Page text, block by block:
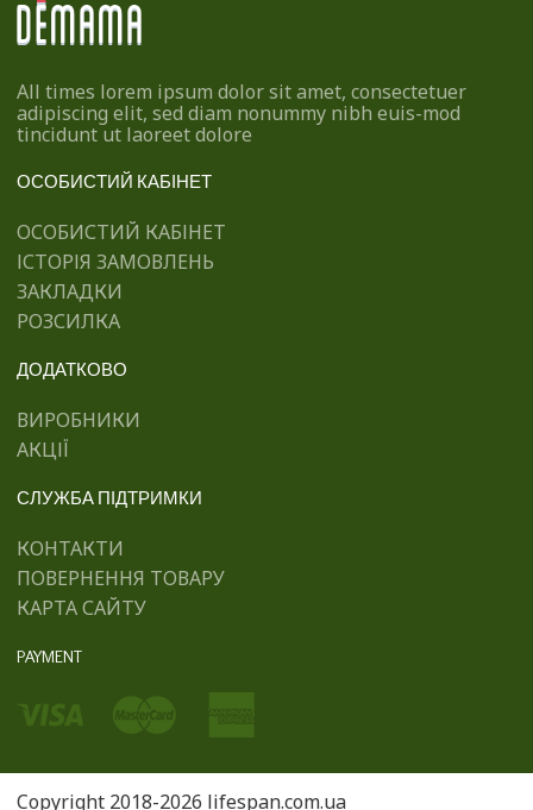
All times lorem ipsum dolor sit amet, consectetuer
adipiscing elit, sed diam nonummy nibh euis-mod
tincidunt ut laoreet dolore
ОСОБИСТИЙ КАБІНЕТ
ОСОБИСТИЙ КАБІНЕТ
ІСТОРІЯ ЗАМОВЛЕНЬ
ЗАКЛАДКИ
РОЗСИЛКА
ДОДАТКОВО
ВИРОБНИКИ
АКЦІЇ
СЛУЖБА ПІДТРИМКИ
КОНТАКТИ
ПОВЕРНЕННЯ ТОВАРУ
КАРТА САЙТУ
PAYMENT
Copyright 2018-2026 lifespan.com.ua